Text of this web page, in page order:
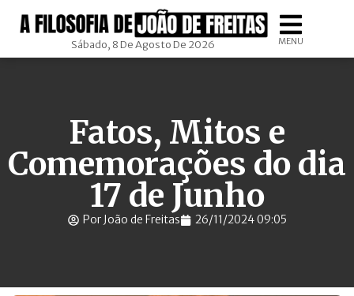
Sábado, 8 De Agosto De 2026 MENU
Fatos, Mitos e
Comemorações do dia
17 de Junho
Por João de Freitas 26/11/2024 09:05